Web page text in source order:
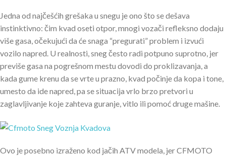
Jedna od najčešćih grešaka u snegu je ono što se dešava
instinktivno: čim kvad oseti otpor, mnogi vozači refleksno dodaju
više gasa, očekujući da će snaga “pregurati” problem i izvući
vozilo napred. U realnosti, sneg često radi potpuno suprotno, jer
previše gasa na pogrešnom mestu dovodi do proklizavanja, a
kada gume krenu da se vrte u prazno, kvad počinje da kopa i tone,
umesto da ide napred, pa se situacija vrlo brzo pretvori u
zaglavljivanje koje zahteva guranje, vitlo ili pomoć druge mašine.
Ovo je posebno izraženo kod jačih ATV modela, jer CFMOTO